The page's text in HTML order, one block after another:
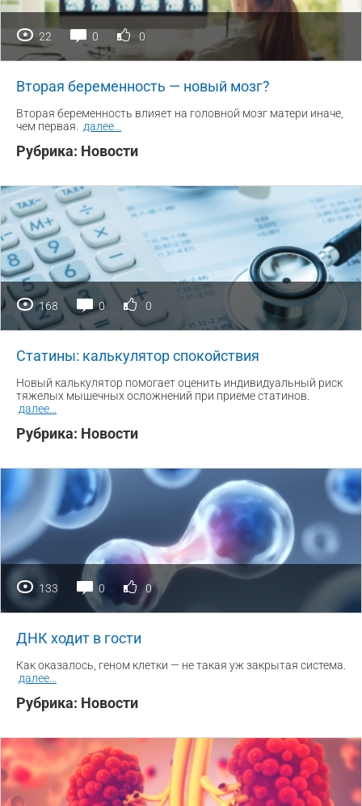
22 0 0
Вторая беременность — новый мозг?
Вторая беременность влияет на головной мозг матери иначе,
чем первая.
далее
Рубрика: Новости
168 0 0
Статины: калькулятор спокойствия
Новый калькулятор помогает оценить индивидуальный риск
тяжелых мышечных осложнений при приеме статинов.
далее
Рубрика: Новости
133 0 0
ДНК ходит в гости
Как оказалось, геном клетки — не такая уж закрытая система.
далее
Рубрика: Новости